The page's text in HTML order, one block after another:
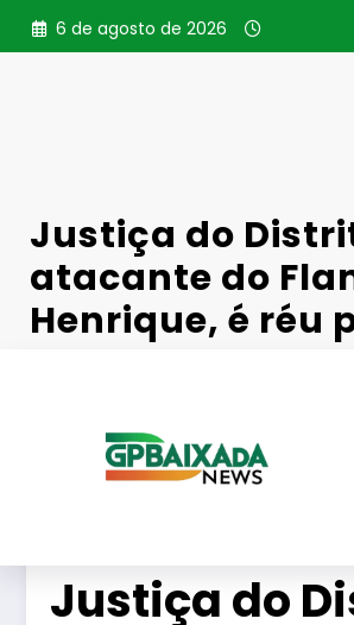
Pular
para
6 de agosto de 2026
Justiça do
atacante do
Henrique, é réu
Justiça Apostas
Justiça do